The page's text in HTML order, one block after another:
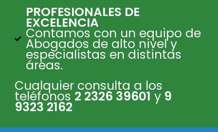
PROFESIONALES DE
EXCELENCIA
Contamos con un equipo de
Abogados de alto nivel y
especialistas en distintas
áreas.
Cualquier consulta a los
teléfonos 2 2326 39601 y 9
9323 2162